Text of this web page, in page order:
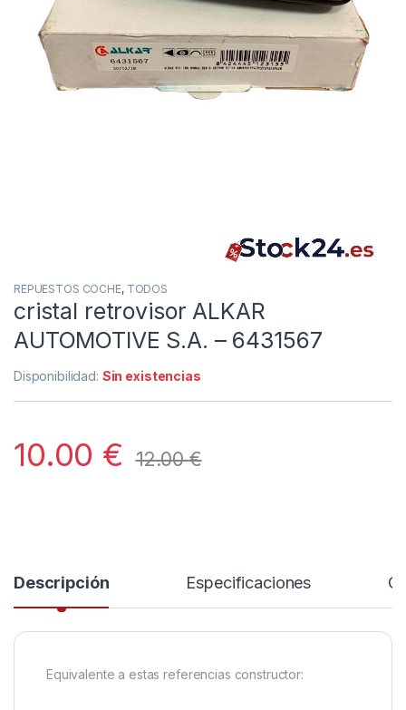
REPUESTOS COCHE, TODOS
cristal retrovisor ALKAR
AUTOMOTIVE S.A. – 6431567
Disponibilidad: Sin existencias
10.00 € 12.00€
Descripción Especificaciones
Equivalente a estas referencias constructor: